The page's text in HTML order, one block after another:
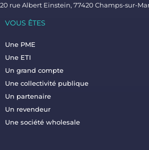
20 rue Albert Einstein, 77420 Champs-sur-
VOUS ÊTES
Une PME
Une ETI
Un grand compte
Une collectivité publique
Un partenaire
Un revendeur
Une société wholesale